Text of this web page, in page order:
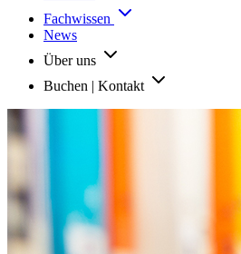
Fachwissen
News
Über uns
Buchen | Kontakt